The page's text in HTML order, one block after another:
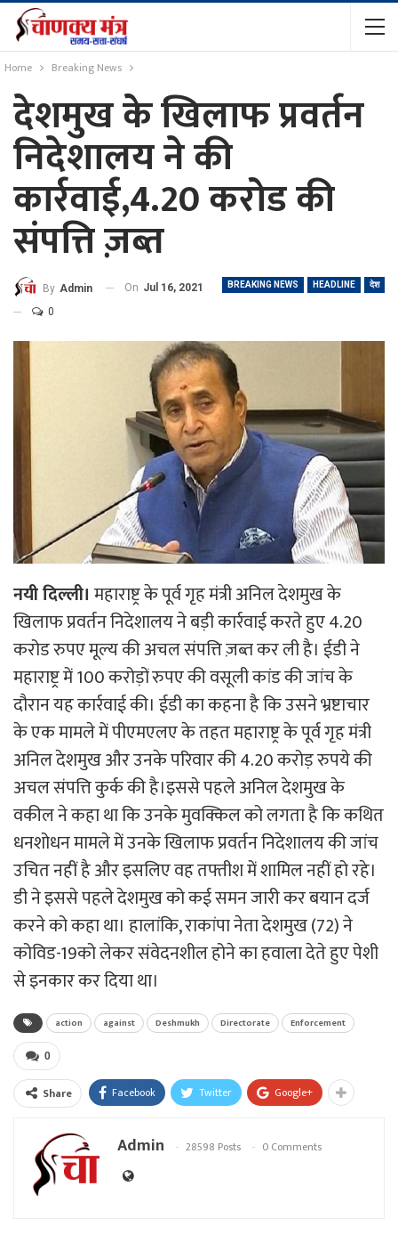
Home Breaking News
देशमुख के खिलाफ प्रवर्तन
निदेशालय ने की
कार्रवाई,4.20 करोड की
संपत्ति ज़ब्त
BREAKING NEWS HEADLINE देश
By Admin On Jul 16, 2021
0
नयी दिल्ली। महाराष्ट्र के पूर्व गृह मंत्री अनिल देशमुख के
खिलाफ प्रवर्तन निदेशालय ने बड़ी कार्रवाई करते हुए 4.20
करोड रुपए मूल्य की अचल संपत्ति ज़ब्त कर ली है। ईडी ने
महाराष्ट्र में 100 करोड़ों रुपए की वसूली कांड की जांच के
दौरान यह कार्रवाई की। ईडी का कहना है कि उसने भ्रष्टाचार
के एक मामले में पीएमएलए के तहत महाराष्ट्र के पूर्व गृह मंत्री
अनिल देशमुख और उनके परिवार की 4.20 करोड़ रुपये की
अचल संपत्ति कुर्क की है।इससे पहले अनिल देशमुख के
वकील ने कहा था कि उनके मुवक्किल को लगता है कि कथित
धनशोधन मामले में उनके खिलाफ प्रवर्तन निदेशालय की जांच
उचित नहीं है और इसलिए वह तफ्तीश में शामिल नहीं हो रहे।
डी ने इससे पहले देशमुख को कई समन जारी कर बयान दर्ज
करने को कहा था। हालांकि, राकांपा नेता देशमुख (72) ने
कोविड-19को लेकर संवेदनशील होने का हवाला देते हुए पेशी
से इनकार कर दिया था।
action against Deshmukh Directorate Enforcement
0
Share Facebook Twitter Google+
Admin 28598 Posts 0 Comments